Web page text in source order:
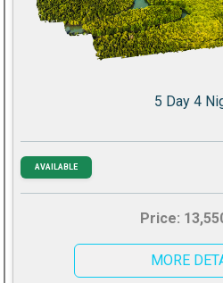
5 Day 4
AVAILABLE
Price:
MORE